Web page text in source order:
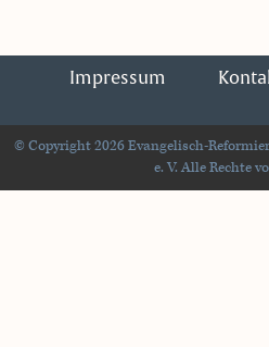
Impressum
© Copyright 2026 Evangelisch-
e. V. Alle Rechte